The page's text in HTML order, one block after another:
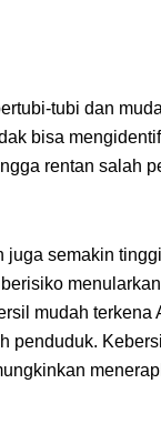
tubi dan
bisa
rentan salah
semakin
mudah terkena
penduduk.